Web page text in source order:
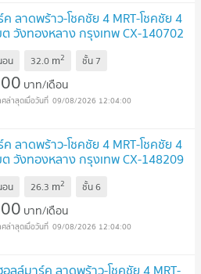
ลาดพร้าว-โชคชัย 4 MRT-โชคชัย 4
วังทองหลาง กรุงเทพ CX-140702
ตอบทันที ทีมงานมืออาชีพ
อน 32.0 m2 ชั้น 7
บาท/เดือน
09/08/2026 12:04:00
ลาดพร้าว-โชคชัย 4 MRT-โชคชัย 4
วังทองหลาง กรุงเทพ CX-148209
ตอบทันที ทีมงานมืออาชีพ
อน 26.3 m2 ชั้น6
บาท/เดือน
09/08/2026 12:04:00